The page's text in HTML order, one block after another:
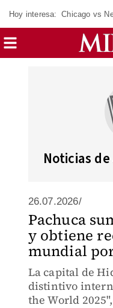
Hoy interesa: Chicago vs
Noticias
26.07.2026/
Pachuca
y obtiene
mundial
La capital de
distintivo
the World